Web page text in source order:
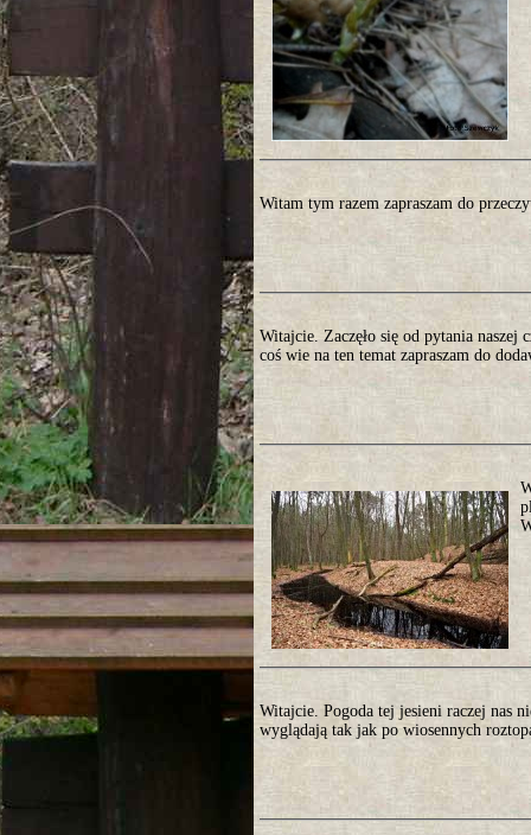
Witam tym razem zapraszam do
Witajcie. Zaczęło się od pytania naszej
coś wie na ten temat zapraszam do
Witajcie. Pogoda tej jesieni raczej nas
wyglądają tak jak po wiosennych